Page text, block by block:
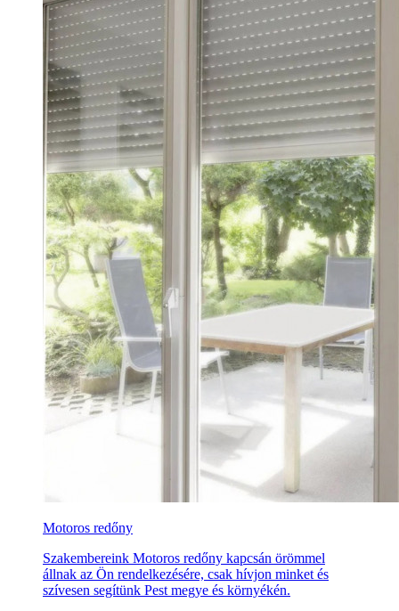
Motoros redőny
Szakembereink Motoros redőny kapcsán örömmel
állnak az Ön rendelkezésére, csak hívjon minket és
szívesen segítünk Pest megye és környékén.